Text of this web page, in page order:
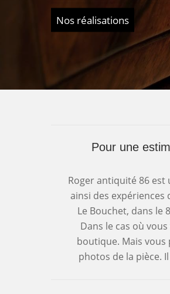
Nos réalisations
Pour une
Roger antiquité 86 est
ainsi des
Le Bouchet, dans le
Dans le cas où
boutique. Mais
photos de la pièce.